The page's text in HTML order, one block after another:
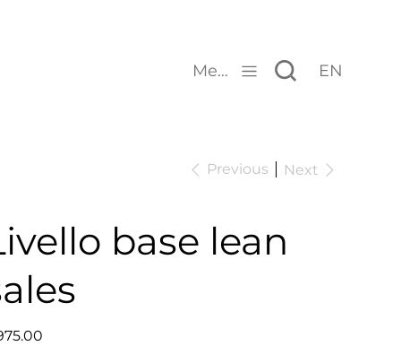
Menu EN
Previous Next
base lean